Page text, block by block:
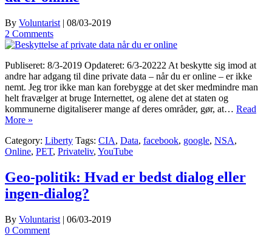
By Voluntarist | 08/03-2019
2 Comments
Publiseret: 8/3-2019 Opdateret: 6/3-20222 At beskytte sig imod at
andre har adgang til dine private data – når du er online – er ikke
nemt. Jeg tror ikke man kan forebygge at det sker medmindre man
helt fravælger at bruge Internettet, og alene det at staten og
kommunerne digitaliserer mange af deres områder, gør, at… Read
More »
Category: Liberty Tags: CIA, Data, facebook, google, NSA,
Online, PET, Privateliv, YouTube
Geo-politik: Hvad er bedst dialog eller
ingen-dialog?
By Voluntarist | 06/03-2019
0 Comment